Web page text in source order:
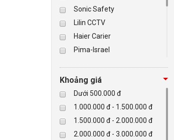
Sonic Safety
Lilin CCTV
Haier Carier
Pima-Israel
Checkpoint
Paradox-Canada
D-max
HIKVISON
Eguard
Khoảng giá
Dưới 500.000 đ
1.000.000 đ - 1.500.000 đ
1.500.000 đ - 2.000.000 đ
2.000.000 đ - 3.000.000 đ
BÁO ĐỘNG, BÁO CHÁY
NHÀ THÔNG MINH
LIÊN HỆ